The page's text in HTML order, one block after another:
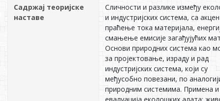
Садржај теоријске
наставе
Сличности и разлике између
и индустријских система, са
праћење тока материјала,
смањење емисије загађујућих
Основи природних система као
за пројектовање, израду и рад
индустријских система, који су
међусобно повезани, по
природним системима. Примена и
евалуација еколошких алата: